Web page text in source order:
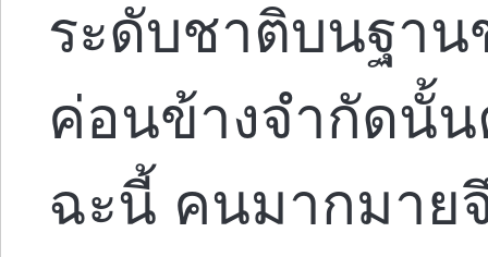
ระดับชาติบนฐา
ค่อนข้างจำกัดนั้
ฉะนี้ คนมากมาย